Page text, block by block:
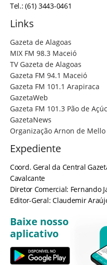
Tel.: (61) 3443-0461
Links
Gazeta de Alagoas
MIX FM 98.3 Maceió
TV Gazeta de Alagoas
Gazeta FM 94.1 Maceió
Gazeta FM 101.1 Arapiraca
GazetaWeb
Gazeta FM 101.3 Pão de
GazetaNews
Organização Arnon de Mello
Expediente
Coord. Geral da Central
Cavalcante
Diretor Comercial: Fernando
Editor-Geral: Claudemir
Baixe nosso
aplicativo